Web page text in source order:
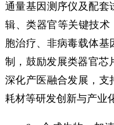
通量基因测序仪及配套
辑、类器官等关键技术
胞治疗、非病毒载体
制，鼓励发展类器官芯
深化产医融合发展，支
耗材等研发创新与产业